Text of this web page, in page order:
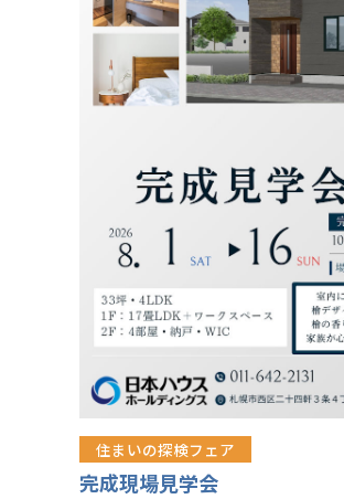
住まいの探検フェア
完成現場見学会